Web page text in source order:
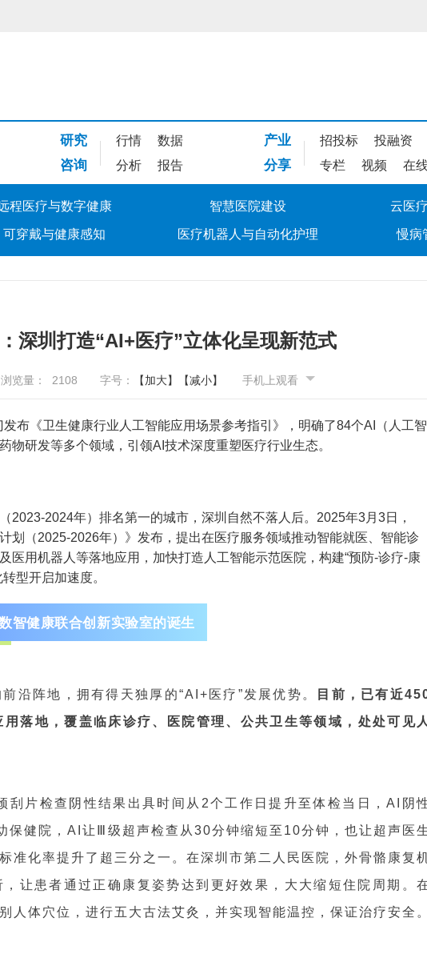
研究 行情 数据
咨询 分析 报告
产业 招投标 投融资
分享 专栏 视频 在
程医疗与数字健康 智慧医院建设 云医
可穿戴与健康感知 医疗机器人与自动化护理 慢病
深圳打造“AI+医疗”立体化呈现新范式
浏览量： 2108 字号： 【加大】 【减小】 手机上观看
布《卫生健康行业人工智能应用场景参考指引》，明确了84个AI（人工智
物研发等多个领域，引领AI技术深度重塑医疗行业生态。
2023-2024年）排名第一的城市，深圳自然不落人后。2025年3月3日，
划（2025-2026年）》发布，提出在医疗服务领域推动智能就医、智能诊
医用机器人等落地应用，加快打造人工智能示范医院，构建“预防-诊疗-康
型开启加速度。
智健康联合创新实验室的诞生
沿阵地，拥有得天独厚的“AI+医疗”发展优势。
目前，已有近
落地，覆盖临床诊疗、医院管理、公共卫生等领域，处处可见
刮片检查阴性结果出具时间从2个工作日提升至体检当日，AI阴
保健院，AI让Ⅲ级超声检查从30分钟缩短至10分钟，也让超声医
准化率提升了超三分之一。在深圳市第二人民医院，外骨骼康复
让患者通过正确康复姿势达到更好效果，大大缩短住院周期。
人体穴位，进行五大古法艾灸，并实现智能温控，保证治疗安全